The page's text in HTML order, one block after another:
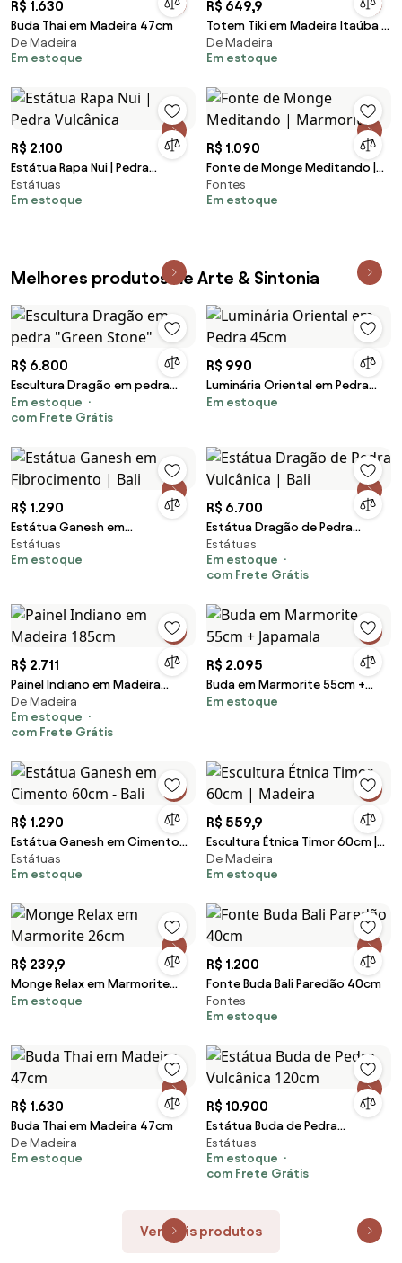
R$ 1.630
Buda Thai em Madeira 47cm
De Madeira
Em estoque
R$ 649,9
Totem Tiki em Madeira Itaúba |
Brasil
De Madeira
Em estoque
R$ 2.100
Estátua Rapa Nui | Pedra
Vulcânica
Estátuas
Em estoque
R$ 1.090
Fonte de Monge Meditando |
Marmorite
Fontes
Em estoque
Melhores produtos de Arte & Sintonia
R$ 6.800
Escultura Dragão em pedra
"Green Stone"
Em estoque
com Frete Grátis
R$ 990
Luminária Oriental em Pedra
45cm
Em estoque
R$ 1.290
Estátua Ganesh em
Fibrocimento | Bali
Estátuas
Em estoque
R$ 6.700
Estátua Dragão de Pedra
Vulcânica | Bali
Estátuas
Em estoque
com Frete Grátis
R$ 2.711
Painel Indiano em Madeira
185cm
De Madeira
Em estoque
com Frete Grátis
R$ 2.095
Buda em Marmorite 55cm +
Japamala
Em estoque
R$ 1.290
Estátua Ganesh em Cimento
60cm - Bali
Estátuas
Em estoque
R$ 559,9
Escultura Étnica Timor 60cm |
Madeira
De Madeira
Em estoque
R$ 239,9
Monge Relax em Marmorite
26cm
Em estoque
R$ 1.200
Fonte Buda Bali Paredão 40cm
Fontes
Em estoque
R$ 1.630
Buda Thai em Madeira 47cm
De Madeira
Em estoque
R$ 10.900
Estátua Buda de Pedra
Vulcânica 120cm
Estátuas
Em estoque
com Frete Grátis
Ver mais produtos